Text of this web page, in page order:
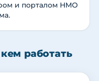
и порталом НМО
работать